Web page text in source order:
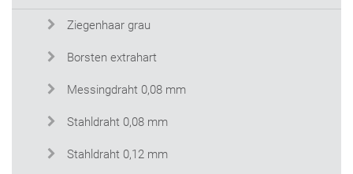
Ziegenhaar grau
Borsten extrahart
Messingdraht 0,08 mm
Stahldraht 0,08 mm
Stahldraht 0,12 mm